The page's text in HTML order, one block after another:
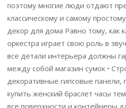
поэтому многие люди отдают
классическому и самому
декор для дома Равно тому, как
оркестра играет свою роль в
все детали интерьера должны
между собой магазин сумок •
декоративные гипсовые панели,
купить женский браслет часы
все поверхности и контейнеры